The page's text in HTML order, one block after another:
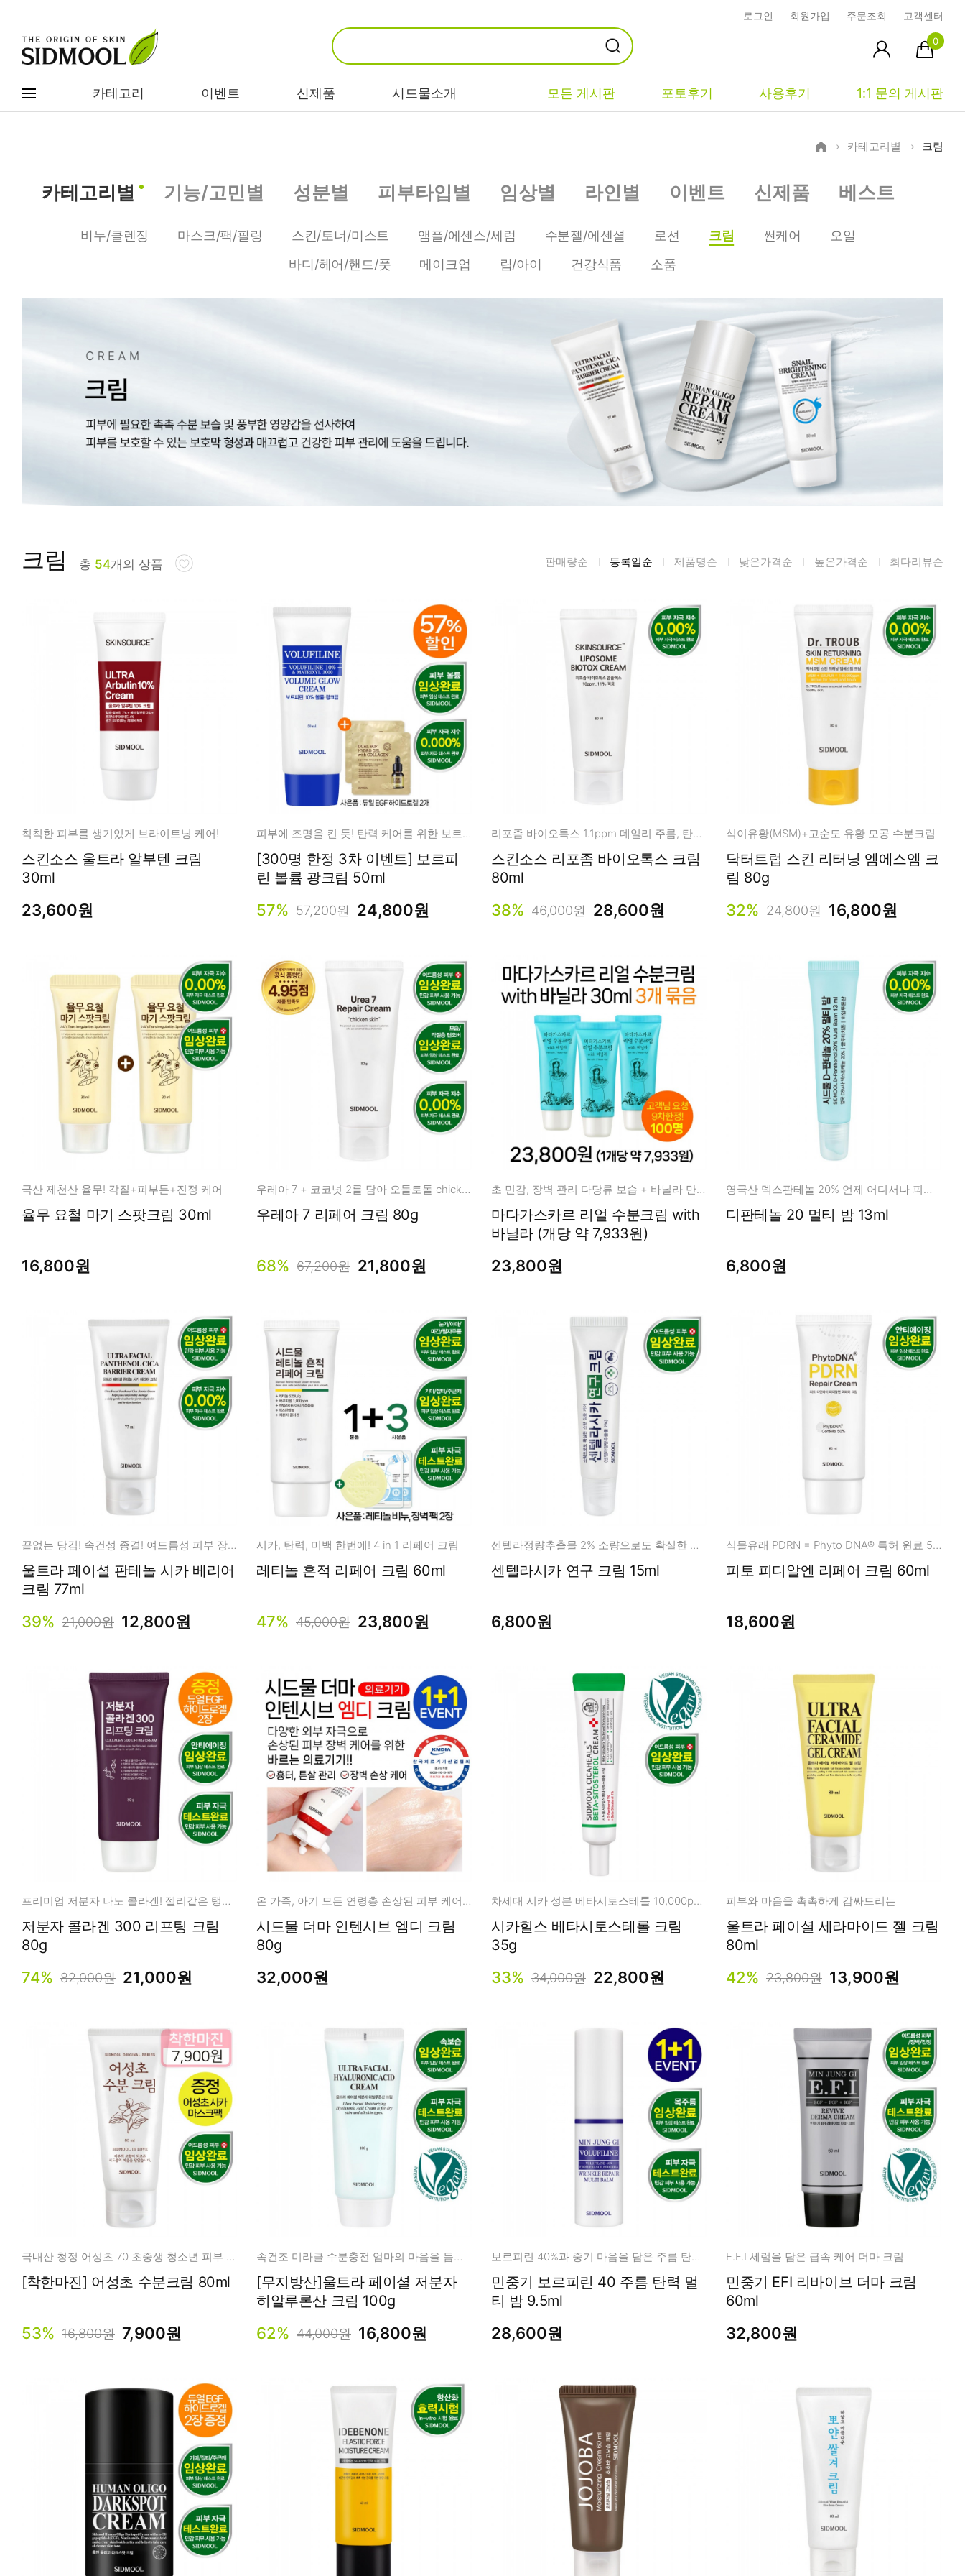
로그인 회원가입 주문조회 고객센터
0
카테고리 이벤트 신제품 시드물소개 모든 게시판 포토후기 사용후기 1:1 문의 게시판
카테고리별 베스트
이벤트
비누/클렌징
마스크/팩/필링
스킨/토너/미스
트
앰플/에센스/세
썬케어
오일
소품
트러블/시카
민감/건조/속당
미백/화이트닝/
탈모케어
청소년
남성화장품
내츄럴99
EGF/FGF/IGF
콜라겐
히알루론산
레티놀
녹차/EGCG
아하/바하/파하/
세라마이드
트라넥사믹
중성
지성
시사모
상품문의
공지사항
미생물&방사능
검사
텍스트 사용후기
포토사용 후기
성분사전
해외배송문의
시드물 매니아
카테고리별 크림
카테고리별 기능/고민별 성분별 피부타입별 임상별 라인별 이벤트 신제품 베스트
비누/클렌징 마스크/팩/필링 스킨/토너/미스트 앰플/에센스/세럼 수분젤/에센셜 로션 크림 썬케어
오일
바디/헤어/핸드/풋
메이크업 립/아이 건강식품 소품
크림 총 54개의 상품 판매량순 등록일순 제품명순 낮은가격순 높은가격순 최다리뷰순
칙칙한 피부를 생기있게 브라이트닝 케어!
스킨소스 울트라 알부텐 크림
30ml
23,600원
피부에 조명을 킨 듯! 탄력 케어를 위한 보르피린 광크림
[300명 한정 3차 이벤트] 보르피
린 볼륨 광크림 50ml
57% 57,200원 24,800원
리포좀 바이오톡스 1.1ppm 데일리 주름, 탄력 케어!
스킨소스 리포좀 바이오톡스 크림
80ml
38% 46,000원 28,600원
식이유황(MSM)+고순도 유황 모공 수분크림
닥터트럽 스킨 리터닝 엠에스엠 크
림 80g
32% 24,800원 16,800원
국산 제천산 율무! 각질+피부톤+진정 케어
율무 요철 마기 스팟크림 30ml
16,800원
우레아 7 + 코코넛 2를 담아 오돌토돌 chicken skin 케어!
우레아 7 리페어 크림 80g
68% 67,200원 21,800원
초 민감, 장벽 관리 다당류 보습 + 바닐라 만남
마다가스카르 리얼 수분크림 with
바닐라 (개당 약 7,933원)
23,800원
영국산 덱스판테놀 20% 언제 어디서나 피부 장벽 관리!
디판테놀 20 멀티 밤 13ml
6,800원
끝없는 당김! 속건성 종결! 여드름성 피부 장벽 케어
울트라 페이셜 판테놀 시카 베리어
크림 77ml
39% 21,000원 12,800원
시카, 탄력, 미백 한번에! 4 in 1 리페어 크림
레티놀 흔적 리페어 크림 60ml
47% 45,000원 23,800원
센텔라정량추출물 2% 소량으로도 확실한 스팟 집중 케어
센텔라시카 연구 크림 15ml
6,800원
식물유래 PDRN = Phyto DNA® 특허 원료 50%
피토 피디알엔 리페어 크림 60ml
18,600원
프리미엄 저분자 나노 콜라겐! 젤리같은 탱탱볼 피부 탄력 케어
저분자 콜라겐 300 리프팅 크림
80g
74% 82,000원 21,000원
온 가족, 아기 모든 연령층 손상된 피부 케어 바르는 의료기기
시드물 더마 인텐시브 엠디 크림
80g
32,000원
차세대 시카 성분 베타시토스테롤 10,000ppm + 판테놀
시카힐스 베타시토스테롤 크림
35g
33% 34,000원 22,800원
피부와 마음을 촉촉하게 감싸드리는
울트라 페이셜 세라마이드 젤 크림
80ml
42% 23,800원 13,900원
국내산 청정 어성초 70 초중생 청소년 피부 고민부터 진정 수딩 케어!
[착한마진] 어성초 수분크림 80ml
53% 16,800원 7,900원
속건조 미라클 수분충전 엄마의 마음을 듬뿍 담아 만들었습니다.
[무지방산]울트라 페이셜 저분자
히알루론산 크림 100g
62% 44,000원 16,800원
보르피린 40%과 중기 마음을 담은 주름 탄력 멀티밤!
민중기 보르피린 40 주름 탄력 멀
티 밤 9.5ml
28,600원
E.F.I 세럼을 담은 급속 케어 더마 크림
민중기 EFI 리바이브 더마 크림
60ml
32,800원